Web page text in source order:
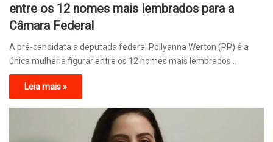
entre os 12 nomes mais lembrados para a
Câmara Federal
A pré-candidata a deputada federal Pollyanna Werton (PP) é a
única mulher a figurar entre os 12 nomes mais lembrados…
Leia mais »